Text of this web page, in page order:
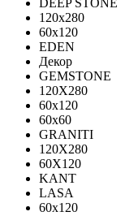
DEEP STONE
120х280
60х120
EDEN
Декор
GEMSTONE
120X280
60x120
60x60
GRANITI
120X280
60X120
KANT
LASA
60x120